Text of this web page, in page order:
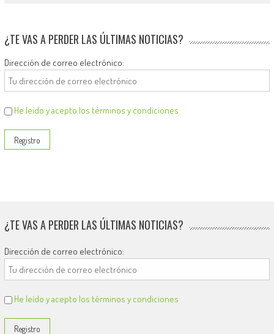
¿TE VAS A PERDER LAS ÚLTIMAS NOTICIAS?
Dirección de correo electrónico:
He leído y acepto los términos y condiciones
¿TE VAS A PERDER LAS ÚLTIMAS NOTICIAS?
Dirección de correo electrónico:
He leído y acepto los términos y condiciones